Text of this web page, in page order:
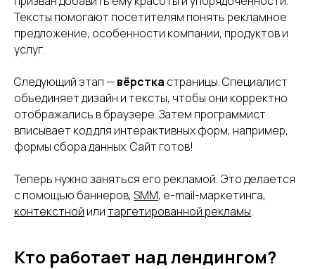
Тексты помогают посетителям понять рекламное
предложение, особенности компании, продуктов и
услуг.
Следующий этап —вёрстка страницы. Специалист
объединяет дизайн и тексты, чтобы они корректно
отображались в браузере. Затем программист
вписывает код для интерактивных форм, например,
формы сбора данных. Сайт готов!
Теперь нужно заняться его рекламой. Это делается
с помощью баннеров, SMM, e-mail-маркетинга,
контекстной илитаргетированной рекламы.
Кто работает над лендингом?